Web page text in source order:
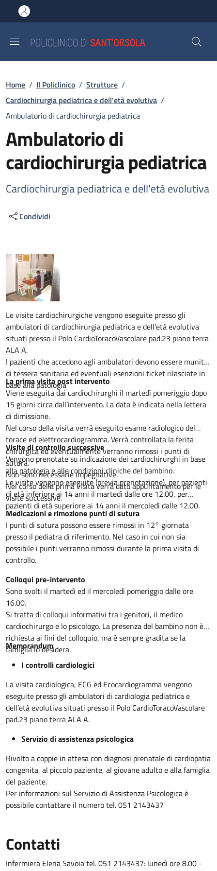
al contenuto principale
to footer content
Briciole di pane
Home / Il Policlinico / Strutture /
Cardiochirurgia pediatrica e dell'età evolutiva /
Ambulatorio di cardiochirurgia pediatrica
Ambulatorio di
cardiochirurgia pediatrica
Cardiochirurgia pediatrica e dell'età evolutiva
Condividi
Descrizione
Le visite cardiochirurgiche vengono eseguite presso gli
ambulatori di cardiochirurgia pediatrica e dell’età evolutiva
situati presso il Polo CardioToracoVascolare pad.23 piano terra
ALA A.
I pazienti che accedono agli ambulatori devono essere muniti
di tessera sanitaria ed eventuali esenzioni ticket rilasciate in
base alla patologia
La prima visita post intervento
Viene eseguita dai cardiochirurghi il martedì pomeriggio dopo
15 giorni circa dall’intervento. La data è indicata nella lettera
di dimissione.
Nel corso della visita verrà eseguito esame radiologico del
torace ed elettrocardiogramma. Verrà controllata la ferita
chirurgica ed eventualmente verranno rimossi i punti di
sutura.
Non sono necessarie impegnative.
Nel corso della prima visita verrà dato appuntamento per le
visite successive.
Visite di controllo successive
Vengono prenotate su indicazione dei cardiochirurghi in base
alla patologia e alle condizioni cliniche del bambino.
Le visite vengono eseguite (previa prenotazione), per pazienti
di età inferiore ai 14 anni il martedì dalle ore 12.00, per
pazienti di età superiore ai 14 anni il mercoledì dalle 12.00.
Medicazioni e rimozione punti di sutura
I punti di sutura possono essere rimossi in 12° giornata
presso il pediatra di riferimento. Nel caso in cui non sia
possibile i punti verranno rimossi durante la prima visita di
controllo.
Colloqui pre-intervento
Sono svolti il martedì ed il mercoledì pomeriggio dalle ore
16.00.
Si tratta di colloqui informativi tra i genitori, il medico
cardiochirurgo e lo psicologo. La presenza del bambino non è
richiesta ai fini del colloquio, ma è sempre gradita se la
famiglia lo desidera.
Memorandum
I controlli cardiologici
La visita cardiologica, ECG ed Ecocardiogramma vengono
eseguite presso gli ambulatori di cardiologia pediatrica e
dell’età evolutiva situati presso il Polo CardioToracoVascolare
pad.23 piano terra ALA A.
Servizio di assistenza psicologica
Rivolto a coppie in attesa con diagnosi prenatale di cardiopatia
congenita, al piccolo paziente, al giovane adulto e alla famiglia
del paziente.
Per informazioni sul Servizio di Assistenza Psicologica è
possibile contattare il numero tel. 051 2143437
Contatti
Infermiera Elena Savoia tel. 051 2143437: lunedì ore 8.00 -